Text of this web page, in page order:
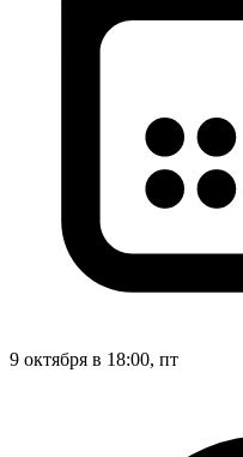
9 октября в 18:00, пт